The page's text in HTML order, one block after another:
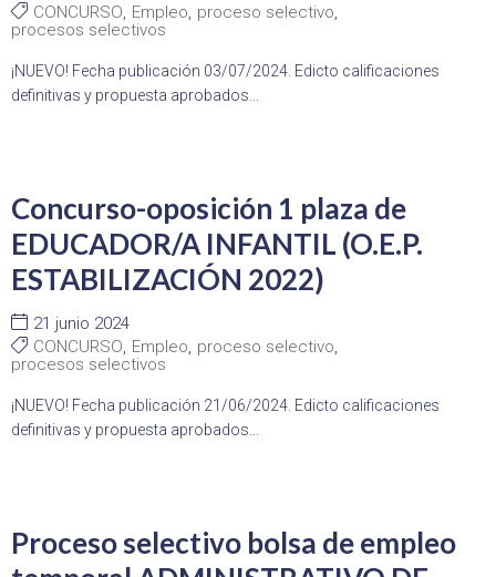
CONCURSO Empleo proceso selectivo
procesos selectivos
¡NUEVO! Fecha publicación 03/07/2024. Edicto calificaciones
definitivas y propuesta aprobados...
Concurso-oposición 1 plaza de
EDUCADOR/A INFANTIL (O.E.P.
ESTABILIZACIÓN 2022)
21 junio 2024
CONCURSO Empleo proceso selectivo
procesos selectivos
¡NUEVO! Fecha publicación 21/06/2024. Edicto calificaciones
definitivas y propuesta aprobados...
Proceso selectivo bolsa de empleo